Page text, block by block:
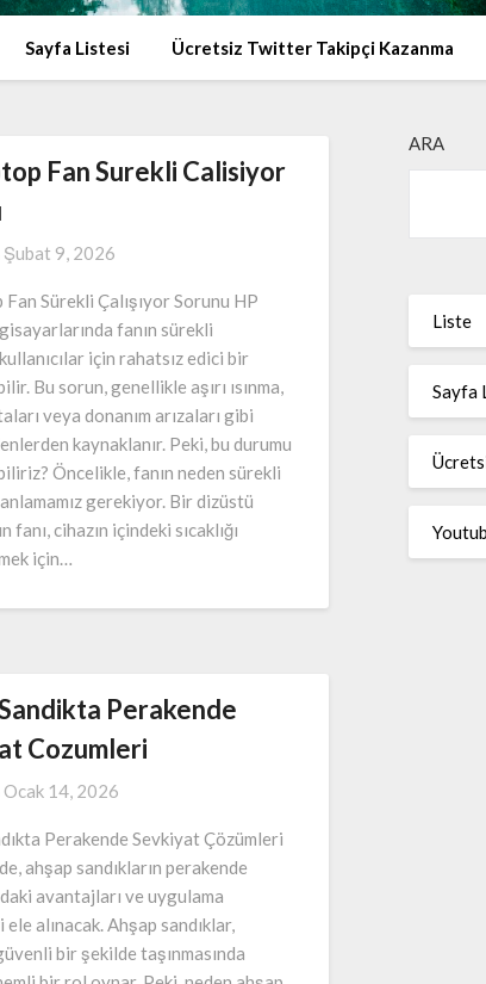
Sayfa Listesi Ücretsiz Twitter Takipçi Kazanma
Fan Surekli Calisiyor
Şubat 9, 2026
Sürekli Çalışıyor Sorunu HP
fanın sürekli
kullanıcılar için rahatsız edici bir
Bu sorun, genellikle aşırı ısınma,
veya donanım arızaları gibi
kaynaklanır. Peki, bu durumu
Öncelikle, fanın neden sürekli
anlamamız gerekiyor. Bir dizüstü
fanı, cihazın içindeki sıcaklığı
için…
Perakende
Cozumleri
Ocak 14, 2026
Perakende Sevkiyat Çözümleri
ahşap sandıkların perakende
avantajları ve uygulama
alınacak. Ahşap sandıklar,
bir şekilde taşınmasında
ARA
Liste
Sayfa